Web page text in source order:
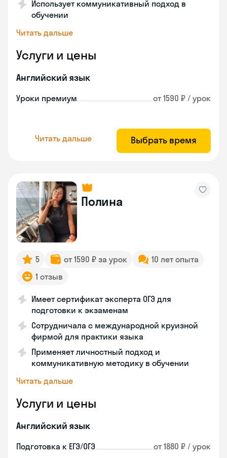
Использует коммуникативный подход в
обучении
Читать дальше
Услуги и цены
Английский язык
Уроки премиум от 1590 ₽ / урок
Читать дальше Выбрать время
Полина
5 от 1590 ₽ за урок
10 лет опыта
1 отзыв
Имеет сертификат эксперта ОГЭ для
подготовки к экзаменам
Сотрудничала с международной круизной
фирмой для практики языка
Применяет личностный подход и
коммуникативную методику в обучении
Читать дальше
Услуги и цены
Английский язык
Подготовка к ЕГЭ/ОГЭ от 1880 ₽ / урок